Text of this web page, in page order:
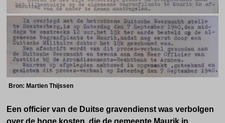
Bron: Martien Thijssen
Een officier van de Duitse gravendienst was verbolgen
over de hoge kosten die de gemeente Maurik in